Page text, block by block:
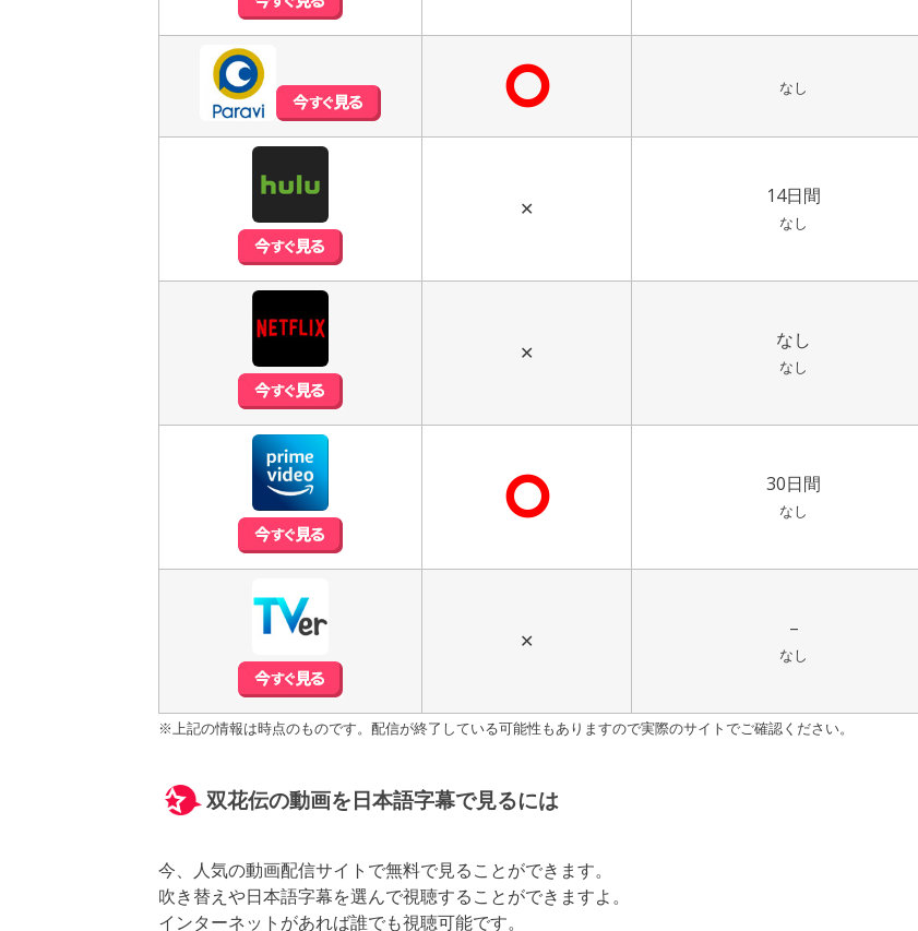
⭘ なし
✕
14日間
なし
✕
なし
なし
⭘ 30日間
なし
✕
–
なし
※上記の情報は時点のものです。配信が終了している可能性もありますので実際のサイトでご確認ください。
双花伝の動画を日本語字幕で見るには
今、人気の動画配信サイトで無料で見ることができます。
吹き替えや日本語字幕を選んで視聴することができますよ。
インターネットがあれば誰でも視聴可能です。